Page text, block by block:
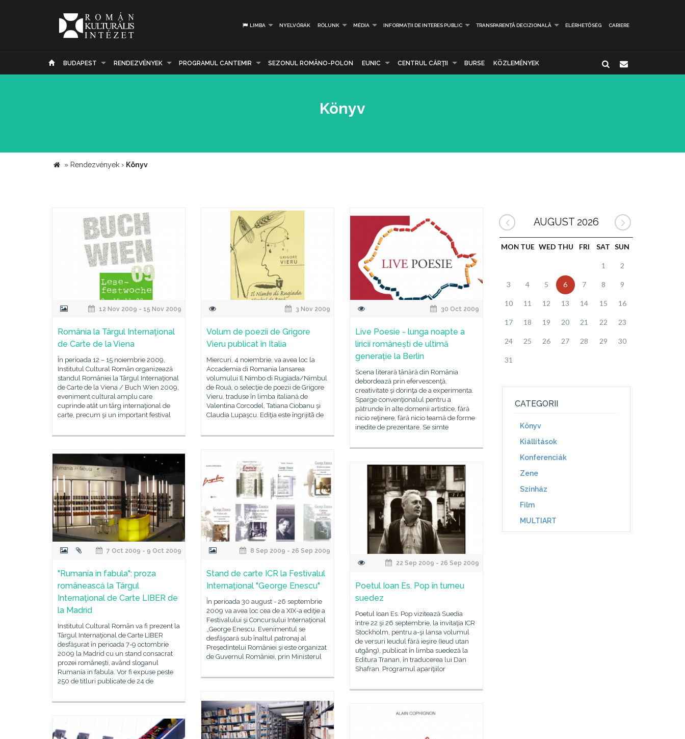
LIMBA NYELVÓRÁK RÓLUNK MÉDIA INFORMAȚII DE INTERES PUBLIC TRANSPARENȚĂ DECIZIONALĂ ELÉRHETŐSÉG CARIERE
BUDAPEST RENDEZVÉNYEK PROGRAMUL CANTEMIR SEZONUL ROMÂNO-POLON EUNIC CENTRUL CĂRŢII BURSE KÖZLEMÉNYEK
Könyv
» Rendezvények › Könyv
12 Nov 2009 - 15 Nov 2009
România la Târgul Internaţional
de Carte de la Viena
În perioada 12 – 15 noiembrie 2009,
Institutul Cultural Român organizează
standul României la Târgul Internaţional
de Carte de la Viena / Buch Wien 2009,
eveniment cultural amplu care
cuprinde atât un târg internaţional de
carte, precum şi un important festival
3 Nov 2009
Volum de poezii de Grigore
Vieru publicat în Italia
Miercuri, 4 noiembrie, va avea loc la
Accademia di Romania lansarea
volumului Il Nimbo di Rugiada/Nimbul
de Rouă, o selecţie de poezii de Grigore
Vieru, traduse în limba italiană de
Valentina Corcodel, Tatiana Ciobanu şi
Claudia Lupaşcu. Ediţia este îngrijitã de
30 Oct 2009
Live Poesie - lunga noapte a
liricii românești de ultimă
generație la Berlin
Scena literară tânără din România
debordează prin efervescenţă,
creativitate şi dorinţa de a experimenta.
Sparge convenţionalul pentru a
pătrunde în alte domenii artistice, fără
nicio reţinere, fără nicio teamă de forme
inedite de prezentare. Se simte
7 Oct 2009 - 9 Oct 2009
"Rumanía in fabula": proza
românească la Târgul
Internaţional de Carte LIBER de
la Madrid
Institutul Cultural Român va fi prezent la
Târgul Internaţional de Carte LIBER
desfăşurat în perioada 7-9 octombrie
2009 la Madrid cu un stand consacrat
prozei româneşti, având sloganul
Rumanía in fabula. Vor fi expuse peste
250 de titluri publicate de 24 de
8 Sep 2009 - 26 Sep 2009
Stand de carte ICR la Festivalul
Internaţional "George Enescu"
În perioada 30 august - 26 septembrie
2009 va avea loc cea de a XIX-a ediţie a
Festivalului şi Concursului Internaţional
„George Enescu. Evenimentul se
desfăşoară sub înaltul patronaj al
Preşedintelui României şi este organizat
de Guvernul României, prin Ministerul
22 Sep 2009 - 26 Sep 2009
Poetul Ioan Es. Pop în turneu
suedez
Poetul Ioan Es. Pop vizitează Suedia
între 22 şi 26 septembrie, la invitaţia ICR
Stockholm, pentru a-şi lansa volumul
de versuri Ieudul fără ieşire (Ieud utan
utgång), publicat în limba suedeză la
Editura Tranan, în traducerea lui Dan
Shafran. Programul apariţiilor
AUGUST 2026
MON TUE WED THU FRI SAT SUN
1 2
3 4 5 6 7 8 9
10 11 12 13 14 15 16
17 18 19 20 21 22 23
24 25 26 27 28 29 30
31
CATEGORII
Könyv
Kiállítások
Konferenciák
Zene
Színház
Film
MULTIART